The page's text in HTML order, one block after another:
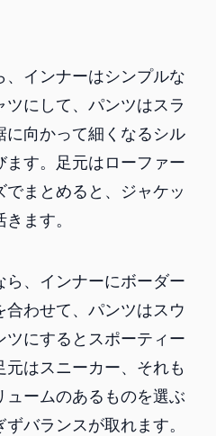
、インナーはシンプルな
にして、パンツはスラ
に向かって細くなるシル
ます。足元はローファー
まとめると、ジャケッ
ます。
ら、インナーにボーダー
合わせて、パンツはスウ
ツにするとスポーティー
はスニーカー、それも
ュームのあるものを選ぶ
バランスが取れます。